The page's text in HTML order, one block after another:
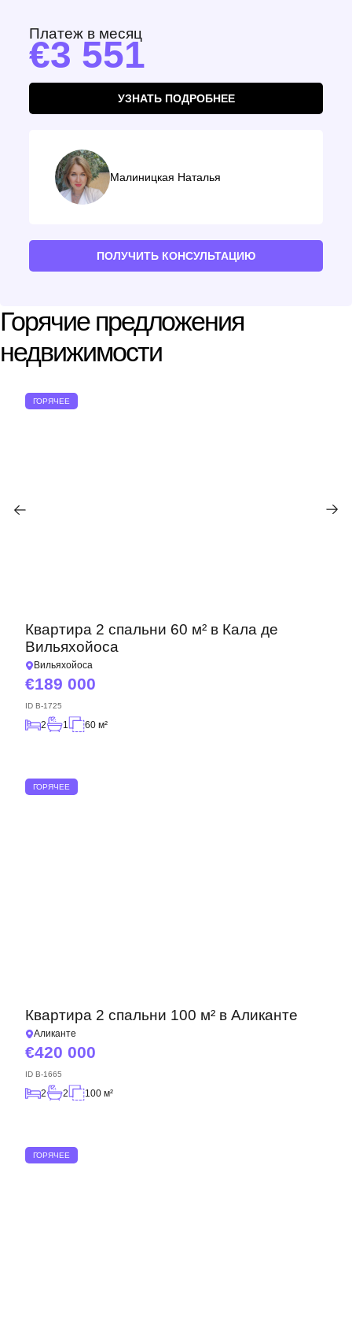
Платеж в месяц
3 551
УЗНАТЬ ПОДРОБНЕЕ
Малиницкая Наталья
ПОЛУЧИТЬ КОНСУЛЬТАЦИЮ
Горячие предложения
недвижимости
ГОРЯЧЕЕ
Квартира 2 спальни 60 м² в Кала де
Вильяхойоса
Вильяхойоса
189 000
ID B-1725
2 1 60 м²
ГОРЯЧЕЕ
Квартира 2 спальни 100 м² в Аликанте
Аликанте
420 000
ID B-1665
2 2 100 м²
ГОРЯЧЕЕ